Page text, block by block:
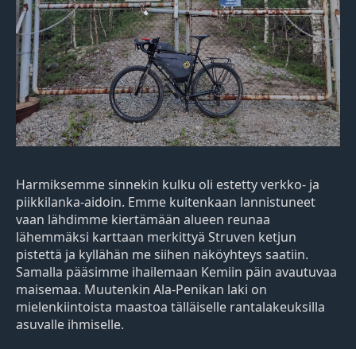
Harmiksemme sinnekin kulku oli estetty verkko- ja
piikkilanka-aidoin. Emme kuitenkaan lannistuneet
vaan lähdimme kiertämään alueen reunaa
lähemmäksi karttaan merkittyä Struven ketjun
pistettä ja kyllähän me siihen näköyhteys saatiin.
Samalla pääsimme ihailemaan Kemiin päin avautuvaa
maisemaa. Muutenkin Ala-Penikan laki on
mielenkiintoista maastoa tälläiselle rantalakeuksilla
asuvalle ihmiselle.